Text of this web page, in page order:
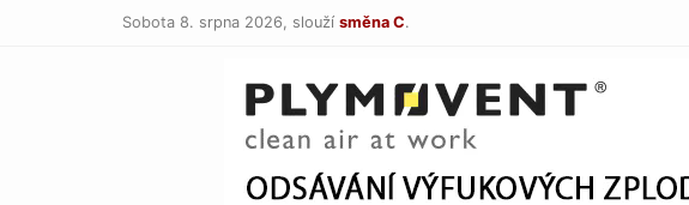
Sobota 8. srpna 2026, slouží směna C.